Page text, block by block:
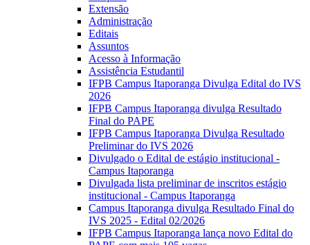
Extensão
Administração
Editais
Assuntos
Acesso à Informação
Assistência Estudantil
IFPB Campus Itaporanga Divulga Edital do IVS
2026
IFPB Campus Itaporanga divulga Resultado
Final do PAPE
IFPB Campus Itaporanga Divulga Resultado
Preliminar do IVS 2026
Divulgado o Edital de estágio institucional -
Campus Itaporanga
Divulgada lista preliminar de inscritos estágio
institucional - Campus Itaporanga
Campus Itaporanga divulga Resultado Final do
IVS 2025 - Edital 02/2026
IFPB Campus Itaporanga lança novo Edital do